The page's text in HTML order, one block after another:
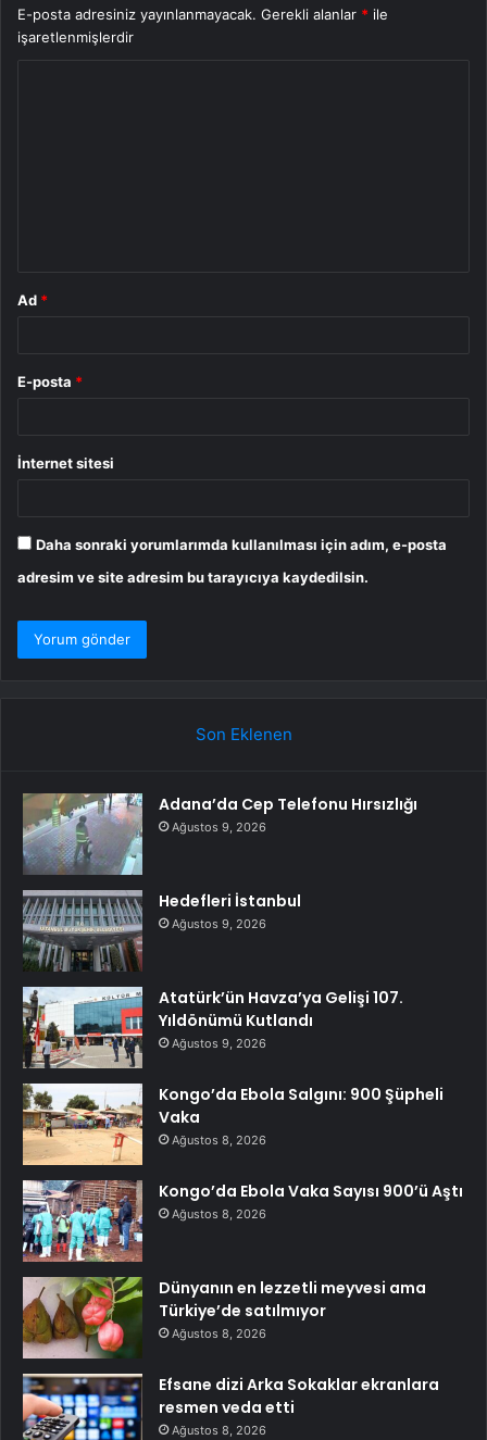
E-posta adresiniz yayınlanmayacak. Gerekli alanlar * ile
işaretlenmişlerdir
Ad *
E-posta *
İnternet sitesi
Daha sonraki yorumlarımda kullanılması için adım, e-posta
adresim ve site adresim bu tarayıcıya kaydedilsin.
Son Eklenen
Adana’da Cep Telefonu Hırsızlığı
Ağustos 9, 2026
Hedefleri İstanbul
Ağustos 9, 2026
Atatürk’ün Havza’ya Gelişi 107.
Yıldönümü Kutlandı
Ağustos 9, 2026
Kongo’da Ebola Salgını: 900 Şüpheli
Vaka
Ağustos 8, 2026
Kongo’da Ebola Vaka Sayısı 900’ü Aştı
Ağustos 8, 2026
Dünyanın en lezzetli meyvesi ama
Türkiye’de satılmıyor
Ağustos 8, 2026
Efsane dizi Arka Sokaklar ekranlara
resmen veda etti
Ağustos 8, 2026